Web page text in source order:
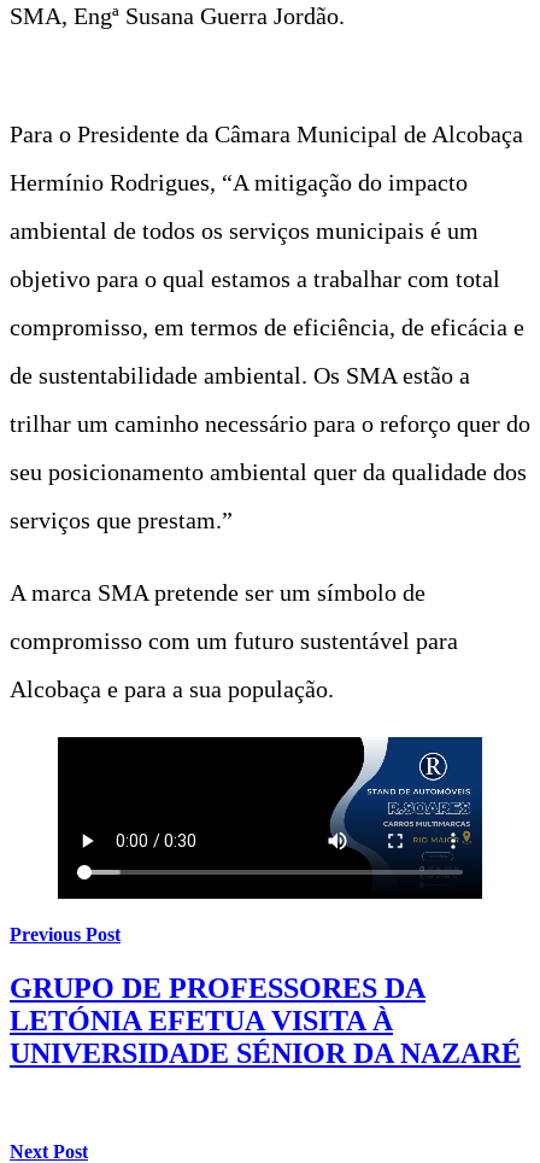
SMA, Engª Susana Guerra Jordão.
Para o Presidente da Câmara Municipal de Alcobaça
Hermínio Rodrigues, “A mitigação do impacto
ambiental de todos os serviços municipais é um
objetivo para o qual estamos a trabalhar com total
compromisso, em termos de eficiência, de eficácia e
de sustentabilidade ambiental. Os SMA estão a
trilhar um caminho necessário para o reforço quer do
seu posicionamento ambiental quer da qualidade dos
serviços que prestam.”
A marca SMA pretende ser um símbolo de
compromisso com um futuro sustentável para
Alcobaça e para a sua população.
Previous Post
GRUPO DE PROFESSORES DA
LETÓNIA EFETUA VISITA À
UNIVERSIDADE SÉNIOR DA NAZARÉ
Next Post